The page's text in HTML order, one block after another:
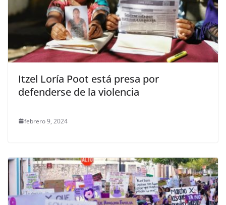
Itzel Loría Poot está presa por
defenderse de la violencia
febrero 9, 2024